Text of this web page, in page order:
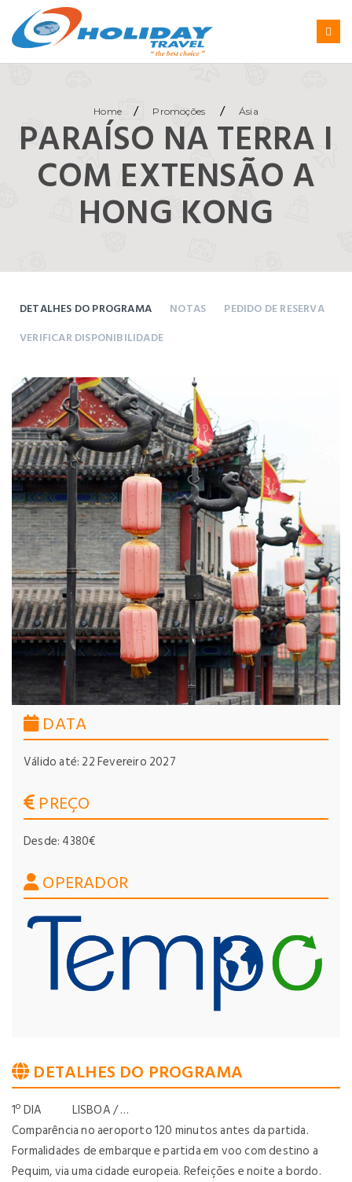
Home / Promoções / Ásia
PARAÍSO NA TERRA I
COM EXTENSÃO A
HONG KONG
DETALHES DO PROGRAMA NOTAS
PEDIDO DE RESERVA
VERIFICAR DISPONIBILIDADE
DATA
Válido até: 22 Fevereiro 2027
PREÇO
Desde: 4380€
OPERADOR
DETALHES DO PROGRAMA
1º DIA LISBOA / …
Comparência no aeroporto 120 minutos antes da partida.
Formalidades de embarque e partida em voo com destino a
Pequim, via uma cidade europeia. Refeições e noite a bordo.